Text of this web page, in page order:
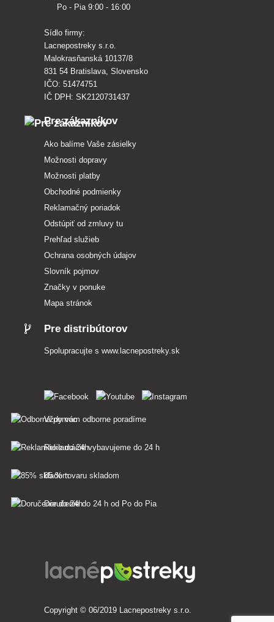
Po - Pia 9:00 - 16:00
Sídlo firmy:
Lacnepostreky s.r.o.
Malokrasňanská 10137/8
831 54 Bratislava, Slovensko
IČO: 51474751
IČ DPH: SK2120731437
Pre zákazníkov
Ako balíme Vaše zásielky
Možnosti dopravy
Možnosti platby
Obchodné podmienky
Reklamačný poriadok
Odstúpiť od zmluvy tu
Prehľad služieb
Ochrana osobných údajov
Slovník pojmov
Značky v ponuke
Mapa stránok
Pre distribútorov
Spolupracujte s www.lacnepostreky.sk
Vždy vám odborne poradíme
Reklamácie vybavujeme do 24 h
85 % tovaru skladom
Doručenie do 24 h od Po do Pia
Copyright © 06/2019 Lacnepostreky s.r.o.